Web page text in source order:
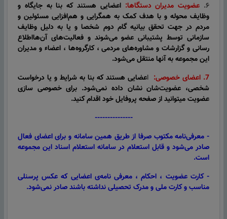
۶. عضویت مدیران دستگا‌ها:اعضایی هستند که بنا به جایگاه و
وظایف محوله و با هدف کمک به همگرایی و هم‌افزایی مسئولین و
مردم در جهت تحقق بیانیه گام دوم شخصا و یا به دلیل وظایف
سازمانی توسط پشتیبانی عضو می‌شوند و فعالیت‌های آن‌هااطلاع
رسانی و گزارشات و مشاوره‌های مردمی ، کارگروه‌ها ، اعضاء و مدیران
این مجموعه به آنها منتقل می‌شود.
7. اعضای خصوصی:
اعضایی هستند که بنا به شرایط و یا درخواست
شخصی، عضویت‌شان نشان داده نمی‌شود. برای خصوصی سازی
عضویت میتوانید از صفحه پروفایل خود اقدام کنید.
---------------
- معرفی‌نامه مکتوب صرفا از طریق همین سامانه و برای اعضای فعال
صادر می‌شود و قابل استعلام در سامانه استعلام اسناد این مجموعه
است.
- کارت عضویت ، احکام ، معرفی نامه‌ی اعضایی که عکس پرسنلی
مناسب و کارت ملی و مدرک تحصیلی نداشته باشند صادر نمی‌شود.